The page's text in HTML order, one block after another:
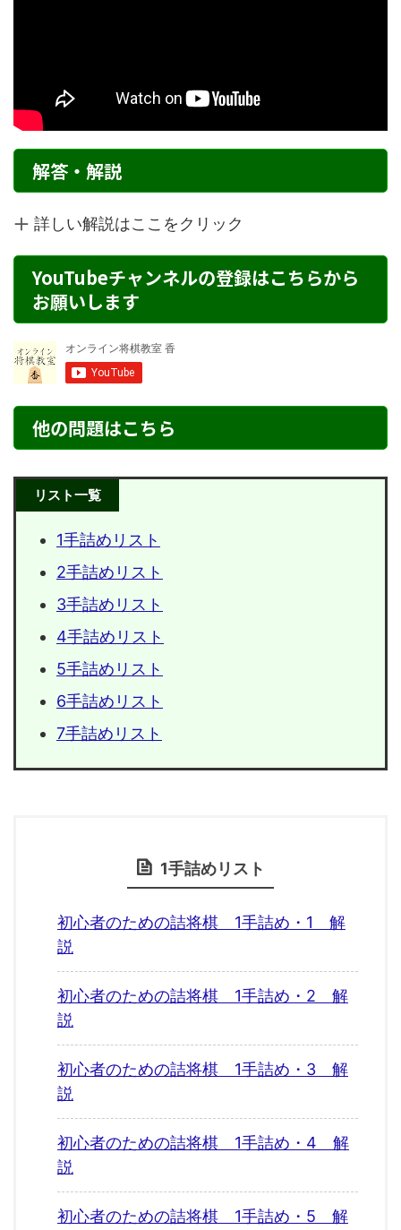
解答・解説
詳しい解説はここをクリック
YouTubeチャンネルの登録はこちらから
お願いします
他の問題はこちら
リスト一覧
1手詰めリスト
2手詰めリスト
3手詰めリスト
4手詰めリスト
5手詰めリスト
6手詰めリスト
7手詰めリスト
1手詰めリスト
初心者のための詰将棋 1手詰め・1 解
説
初心者のための詰将棋 1手詰め・2 解
説
初心者のための詰将棋 1手詰め・3 解
説
初心者のための詰将棋 1手詰め・4 解
説
初心者のための詰将棋 1手詰め・5 解